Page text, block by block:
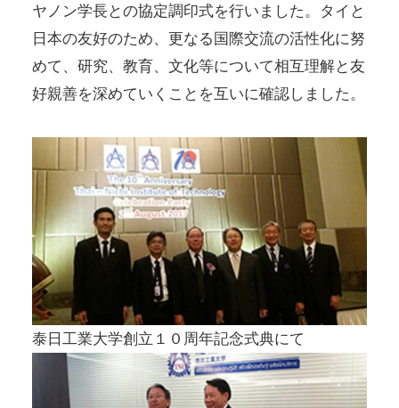
ヤノン学長との協定調印式を行いました。タイと
日本の友好のため、更なる国際交流の活性化に努
めて、研究、教育、文化等について相互理解と友
好親善を深めていくことを互いに確認しました。
泰日工業大学創立１０周年記念式典にて